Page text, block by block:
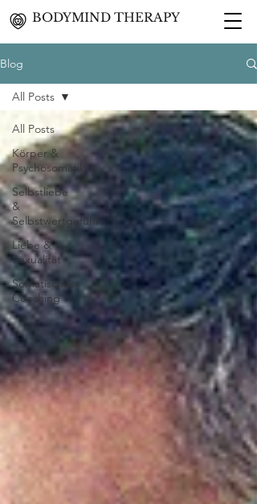
BODYMIND THERAPY
Blog
All Posts
Körper &
Psychosomatik
Selbstliebe
&
Selbstwertgefühl
Liebe &
Sexualität
Somatisches
Coaching
All Posts